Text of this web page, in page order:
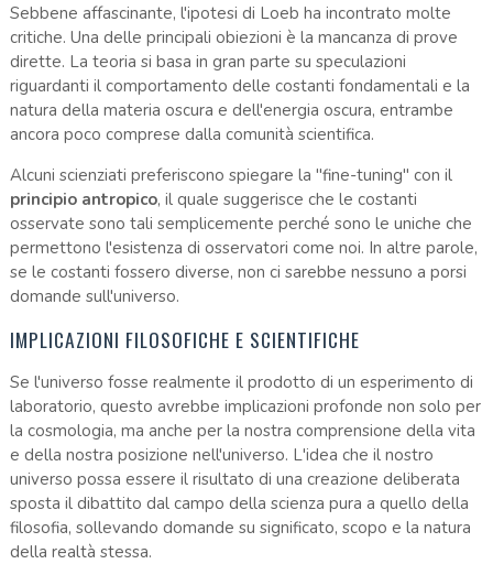
Sebbene affascinante, l'ipotesi di Loeb ha incontrato molte
critiche. Una delle principali obiezioni è la mancanza di prove
dirette. La teoria si basa in gran parte su speculazioni
riguardanti il comportamento delle costanti fondamentali e la
natura della materia oscura e dell'energia oscura, entrambe
ancora poco comprese dalla comunità scientifica.
Alcuni scienziati preferiscono spiegare la "fine-tuning" con il
principio antropico, il quale suggerisce che le costanti
osservate sono tali semplicemente perché sono le uniche che
permettono l'esistenza di osservatori come noi. In altre parole,
se le costanti fossero diverse, non ci sarebbe nessuno a porsi
domande sull'universo.
IMPLICAZIONI FILOSOFICHE E SCIENTIFICHE
Se l'universo fosse realmente il prodotto di un esperimento di
laboratorio, questo avrebbe implicazioni profonde non solo per
la cosmologia, ma anche per la nostra comprensione della vita
e della nostra posizione nell'universo. L'idea che il nostro
universo possa essere il risultato di una creazione deliberata
sposta il dibattito dal campo della scienza pura a quello della
filosofia, sollevando domande su significato, scopo e la natura
della realtà stessa.